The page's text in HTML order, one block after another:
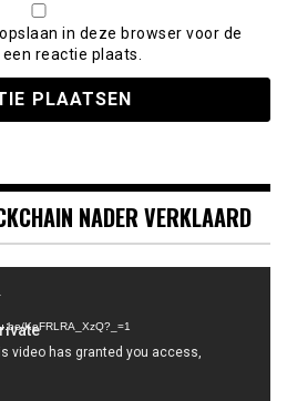
in deze browser voor de
reactie plaats.
NADER VERKLAARD
KeFRLRA_XzQ?_=1